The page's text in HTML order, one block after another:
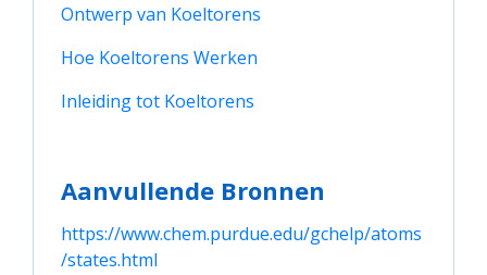
Ontwerp van Koeltorens
Hoe Koeltorens Werken
Inleiding tot Koeltorens
Aanvullende Bronnen
https://www.chem.purdue.edu/gchelp/atoms
/states.html